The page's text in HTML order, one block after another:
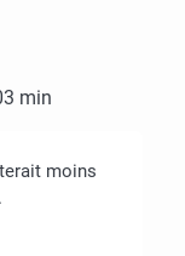
min
moins